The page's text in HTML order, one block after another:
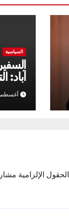
السياسية
آباد:
أغسطس 2,
الحقول الإلزامية مشار